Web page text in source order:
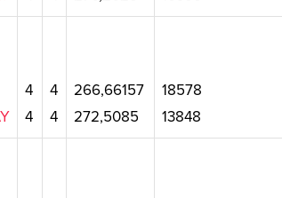
4
4
4
4
266,66157
272,5085
18578
13848